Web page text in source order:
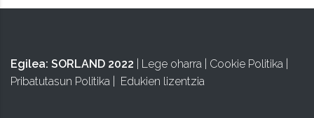
Egilea: SORLAND 2022 Lege oharra Cookie Politika
Pribatutasun Politika
Edukien lizentzia